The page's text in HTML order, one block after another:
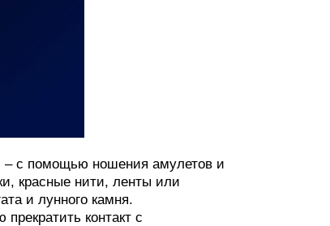
– с помощью ношения амулетов и
красные нити, ленты или
и лунного камня.
контакт с